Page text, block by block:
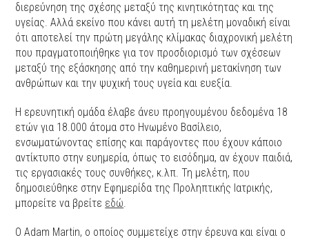
διερεύνηση της σχέσης μεταξύ της κινητικότητας και της
υγείας. Αλλά εκείνο που κάνει αυτή τη μελέτη μοναδική είναι
ότι αποτελεί την πρώτη μεγάλης κλίμακας διαχρονική μελέτη
που πραγματοποιήθηκε για τον προσδιορισμό των σχέσεων
μεταξύ της εξάσκησης από την καθημερινή μετακίνηση των
ανθρώπων και την ψυχική τους υγεία και ευεξία.
Η ερευνητική ομάδα έλαβε άνευ προηγουμένου δεδομένα 18
ετών για 18.000 άτομα στο Ηνωμένο Βασίλειο,
ενσωματώνοντας επίσης και παράγοντες που έχουν κάποιο
αντίκτυπο στην ευημερία, όπως το εισόδημα, αν έχουν παιδιά,
τις εργασιακές τους συνθήκες, κ.λπ. Τη μελέτη, που
δημοσιεύθηκε στην Εφημερίδα της Προληπτικής Ιατρικής,
μπορείτε να βρείτε εδώ.
Ο Adam Martin, ο οποίος συμμετείχε στην έρευνα και είναι ο